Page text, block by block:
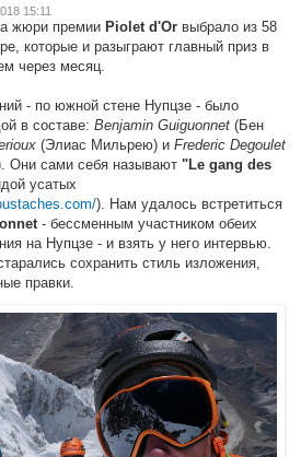
15:11
жюри премии Piolet d'Or выбрало из 58
которые и разыграют главный приз в
через месяц.
- по южной стене Нупцзе - было
в составе: Benjamin Guiguonnet (Бен
(Элиас Мильрею) и Frederic Degoulet
Они сами себя называют "Le gang des
усатых
). Нам удалось встретиться
- бессменным участником обеих
на Нупцзе - и взять у него интервью.
сохранить стиль изложения,
правки.